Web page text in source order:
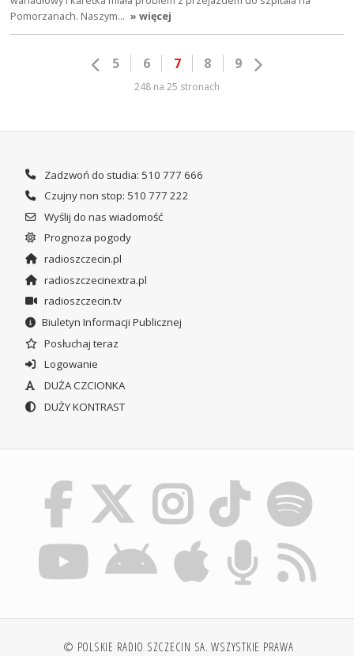
Pomorzanach. Naszym… » więcej
5 6 7 8 9
248 na 25 stronach
Zadzwoń do studia: 510 777 666
Czujny non stop: 510 777 222
Wyślij do nas wiadomość
Prognoza pogody
radioszczecin.pl
radioszczecinextra.pl
radioszczecin.tv
Biuletyn Informacji Publicznej
Posłuchaj teraz
Logowanie
DUŻA CZCIONKA
DUŻY KONTRAST
© POLSKIE RADIO SZCZECIN SA. WSZYSTKIE PRAWA